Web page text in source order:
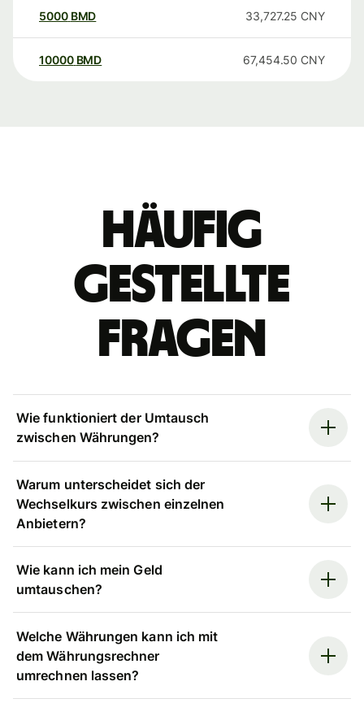
5000 BMD 33,727.25 CNY
10000 BMD 67,454.50 CNY
Häufig
gestellte
Fragen
Wie funktioniert der Umtausch
zwischen Währungen?
Warum unterscheidet sich der
Wechselkurs zwischen einzelnen
Anbietern?
Wie kann ich mein Geld
umtauschen?
Welche Währungen kann ich mit
dem Währungsrechner
umrechnen lassen?